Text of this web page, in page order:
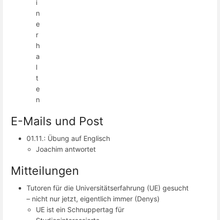
i
n
e
r
h
a
l
t
e
n
E-Mails und Post
01.11.: Übung auf Englisch
Joachim antwortet
Mitteilungen
Tutoren für die Universitätserfahrung (UE) gesucht
– nicht nur jetzt, eigentlich immer (Denys)
UE ist ein Schnuppertag für